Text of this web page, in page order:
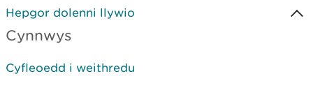
Hepgor dolenni llywio
Cynnwys
Cyfleoedd i weithredu